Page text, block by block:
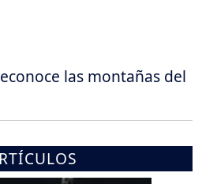
las montañas del